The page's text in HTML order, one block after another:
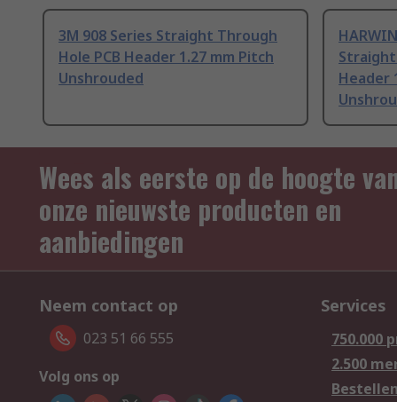
3M 908 Series Straight Through
Hole PCB Header 1.27 mm Pitch
Unshrouded
Header
Wees als eerste op de hoogte
onze nieuwste producten en
aanbiedingen
Neem contact op
023 51 66 555
Volg ons op
Services
750.000
2.500
Bestellen